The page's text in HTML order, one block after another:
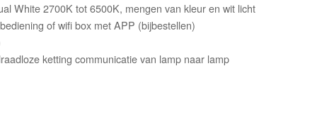
White 2700K tot 6500K, mengen van kleur en wit licht
of wifi box met APP (bijbestellen)
ketting communicatie van lamp naar lamp